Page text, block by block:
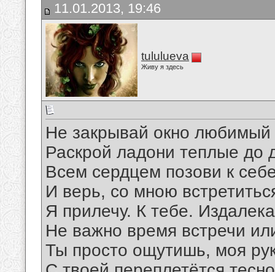
11.01.2013, 19:46
tululueva
Живу я здесь
Не закрывай окно любимый
Раскрой ладони теплые до
Всем сердцем позови к
И верь, со мною
Я прилечу. К тебе.
Не важно время встречи
Ты просто ощутишь, моя